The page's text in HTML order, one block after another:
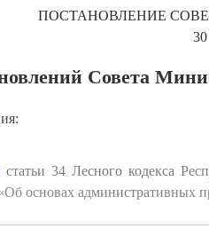
ПОСТАНОВЛЕНИЕ
30
Совета
статьи 34 Лесного кодекса
основах административных